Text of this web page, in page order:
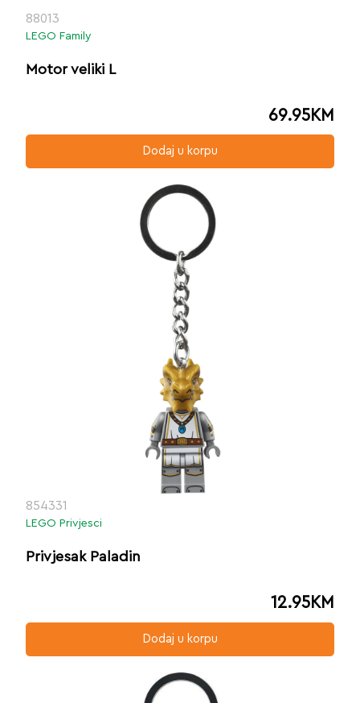
88013
LEGO Family
Motor veliki L
69.95KM
Dodaj u korpu
854331
LEGO Privjesci
Privjesak Paladin
12.95KM
Dodaj u korpu